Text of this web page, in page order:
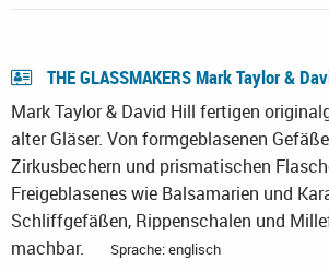
THE GLASSMAKERS Mark Taylor &
Mark Taylor & David Hill fertigen
alter Gläser. Von formgeblasenen
Zirkusbechern und prismatischen
Freigeblasenes wie Balsamarien und
Schliffgefäßen, Rippenschalen und
machbar.
Sprache: englisch